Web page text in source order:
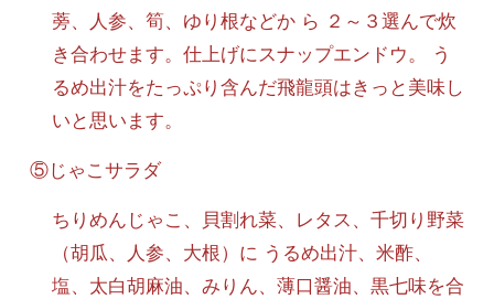
蒡、人参、筍、ゆり根などか ら ２～３選んで炊
き合わせます。仕上げにスナップエンドウ。 う
るめ出汁をたっぷり含んだ飛龍頭はきっと美味し
いと思います。
⑤じゃこサラダ
ちりめんじゃこ、貝割れ菜、レタス、千切り野菜
（胡瓜、人参、大根）に うるめ出汁、米酢、
塩、太白胡麻油、みりん、薄口醤油、黒七味を合